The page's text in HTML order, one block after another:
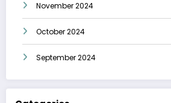
November 2024
October 2024
September 2024